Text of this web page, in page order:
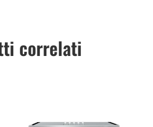
correlati